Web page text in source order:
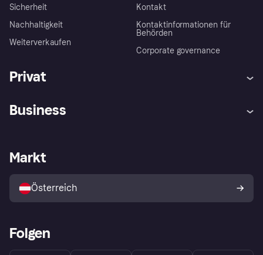
Sicherheit
Nachhaltigkeit
Weiterverkaufen
Kontakt
Kontaktinformationen für
Behörden
Corporate governance
Privat
Shops entdecken
Business
Händlerportal
Markt
Österreich
Folgen